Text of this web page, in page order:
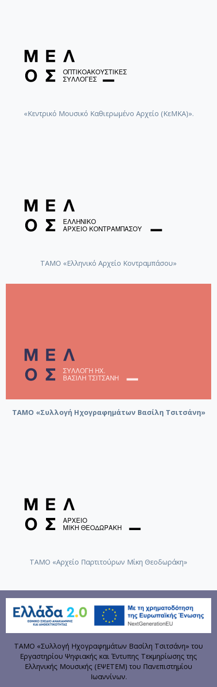
«Κεντρικό Μουσικό Καθιερωμένο Αρχείο (ΚεΜΚΑ)».
ΤΑΜΟ «Ελληνικό Αρχείο Κοντραμπάσου»
ΤΑΜΟ «Συλλογή Ηχογραφημάτων Βασίλη Τσιτσάνη»
ΤΑΜΟ «Αρχείο Παρτιτούρων Μίκη Θεοδωράκη»
ΤΑΜΟ «Συλλογή Ηχογραφημάτων Βασίλη Τσιτσάνη» του
Εργαστηρίου Ψηφιακής και Έντυπης Τεκμηρίωσης της
Ελληνικής Μουσικής (ΕΨΕΤΕΜ) του Πανεπιστημίου
Ιωαννίνων.